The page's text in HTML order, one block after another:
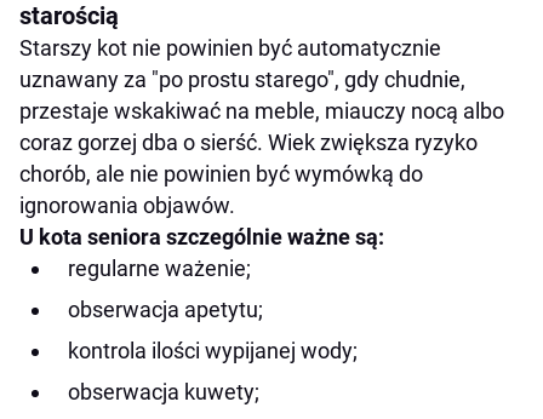
starością
Starszy kot nie powinien być automatycznie
uznawany za "po prostu starego", gdy chudnie,
przestaje wskakiwać na meble, miauczy nocą albo
coraz gorzej dba o sierść. Wiek zwiększa ryzyko
chorób, ale nie powinien być wymówką do
ignorowania objawów.
U kota seniora szczególnie ważne są:
regularne ważenie;
obserwacja apetytu;
kontrola ilości wypijanej wody;
obserwacja kuwety;